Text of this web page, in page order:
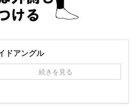
ドアングル
続きを見る